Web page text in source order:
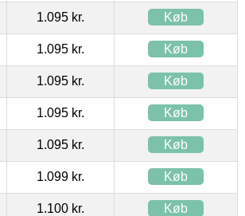
1.095 kr. Køb
1.095 kr. Køb
1.095 kr. Køb
1.095 kr. Køb
1.095 kr. Køb
1.099 kr. Køb
1.100 kr. Køb